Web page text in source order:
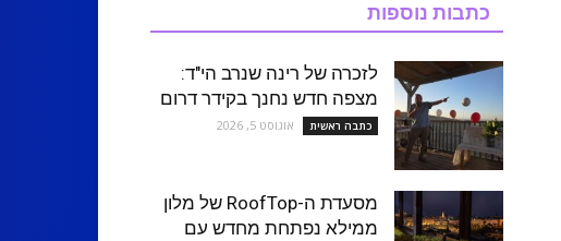
כתבות נוספות
לזכרה של רינה שנרב הי"ד:
מצפה חדש נחנך בקידר דרום
כתבה ראשית אוגוסט 5, 2026
מסעדת ה-RoofTop של מלון
ממילא נפתחת מחדש עם